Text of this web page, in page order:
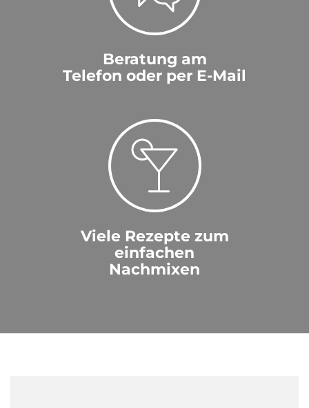
Beratung am
Telefon oder per E-Mail
Viele Rezepte zum
einfachen
Nachmixen